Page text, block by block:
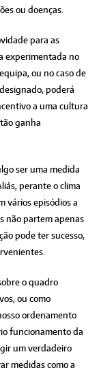
ou doenças.
para as
experimentada no
ou no caso de
poderá
a uma cultura
ganha
ser uma medida
perante o clima
vários episódios a
não partem apenas
pode ter sucesso,
o quadro
ou como
ordenamento
funcionamento da
um verdadeiro
medidas como a